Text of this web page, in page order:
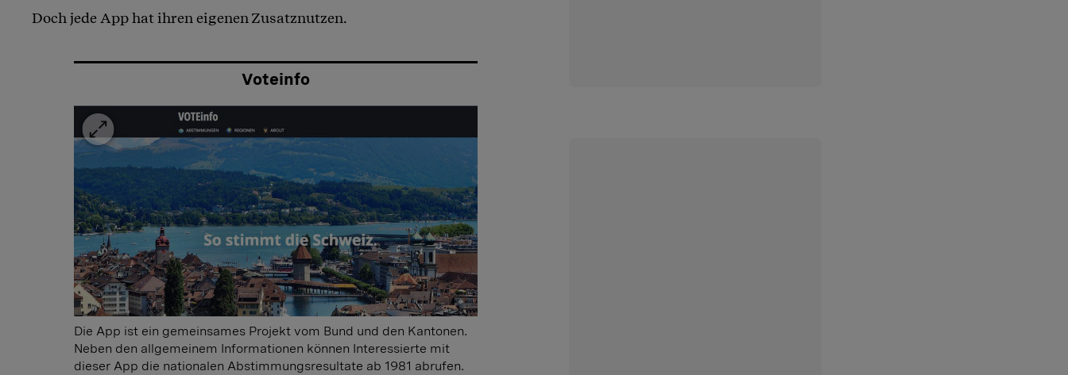
Doch jede App hat ihren eigenen Zusatznutzen.
Voteinfo
Die App ist ein gemeinsames Projekt vom Bund und den Kantonen.
Neben den allgemeinem Informationen können Interessierte mit
dieser App die nationalen Abstimmungsresultate ab 1981 abrufen.